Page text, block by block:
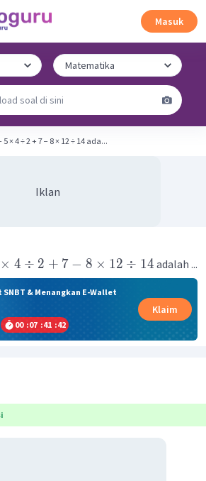
Masuk
× 4 ÷ 2 + 7 − 8 × 12 ÷ 14 ada...
Iklan
× 4 ÷ 2 + 7 − 8 × 12 ÷ 14 adalah ...
& Menangkan E-Wallet
00 :07 :41 :42
Klaim